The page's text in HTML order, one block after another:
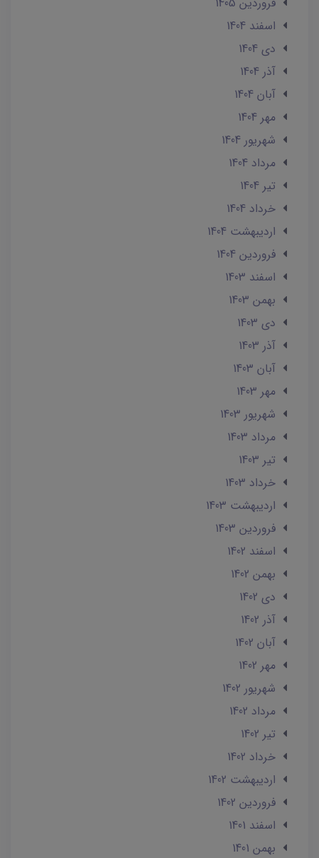
اسفند 1404
دی 1404
آذر 1404
آبان 1404
مهر 1404
شهریور 1404
مرداد 1404
تير 1404
خرداد 1404
ارديبهشت 1404
فروردین 1404
اسفند 1403
بهمن 1403
دی 1403
آذر 1403
آبان 1403
مهر 1403
شهریور 1403
مرداد 1403
تير 1403
خرداد 1403
ارديبهشت 1403
فروردین 1403
اسفند 1402
بهمن 1402
دی 1402
آذر 1402
آبان 1402
مهر 1402
شهریور 1402
مرداد 1402
تير 1402
خرداد 1402
ارديبهشت 1402
فروردین 1402
اسفند 1401
بهمن 1401